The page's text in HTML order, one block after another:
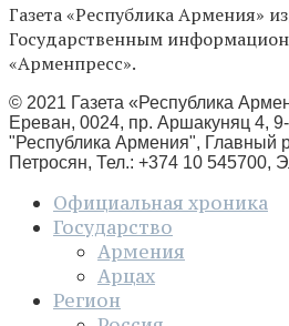
Газета «Республика Армения»
Государственным
«Арменпресс».
© 2021 Газета «Республика
Ереван, 0024, пр. Аршакуняц 4,
"Республика Армения", Главный
Петросян, Тел.: +374 10 545700,
Официальная хроника
Государство
Армения
Арцах
Регион